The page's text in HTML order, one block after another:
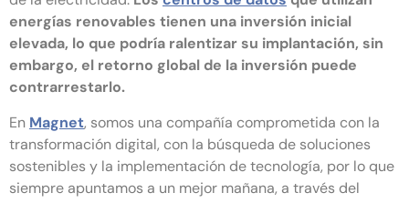
energías renovables tienen una inversión inicial
elevada, lo que podría ralentizar su implantación, sin
embargo, el retorno global de la inversión puede
contrarrestarlo.
En Magnet, somos una compañía comprometida con la
transformación digital, con la búsqueda de soluciones
sostenibles y la implementación de tecnología, por lo que
siempre apuntamos a un mejor mañana, a través del